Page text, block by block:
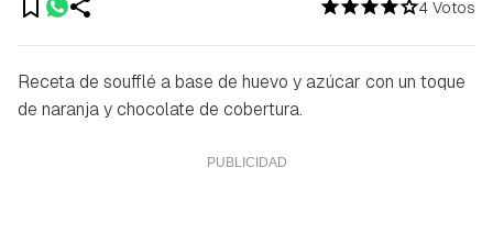
4 Votos
Receta de soufflé a base de huevo y azúcar con un toque
de naranja y chocolate de cobertura.